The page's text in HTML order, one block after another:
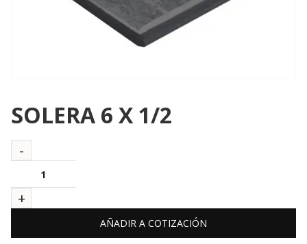
SOLERA 6 X 1/2
AÑADIR A COTIZACIÓN